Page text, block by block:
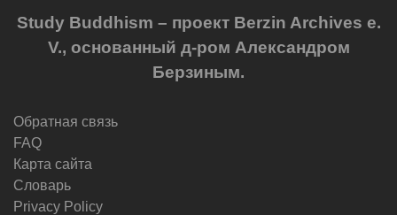
Study Buddhism – проект Berzin Archives e.
V., основанный д-ром Александром
Берзиным.
Обратная связь
FAQ
Карта сайта
Словарь
Privacy Policy